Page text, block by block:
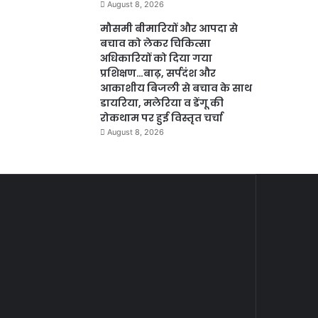
August 8, 2026
मौसमी बीमारियों और आपदा से
बचाव को लेकर चिकित्सा
अधिकारियों को दिया गया
प्रशिक्षण…बाढ़, सर्पदंश और
आकाशीय बिजली से बचाव के साथ
डायरिया, मलेरिया व डेंगू की
रोकथाम पर हुई विस्तृत चर्चा
August 8, 2026